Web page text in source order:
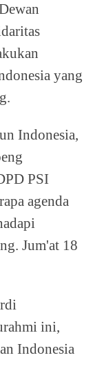
yang
Indonesia,
PSI
agenda
Jum'at 18
ini,
Indonesia